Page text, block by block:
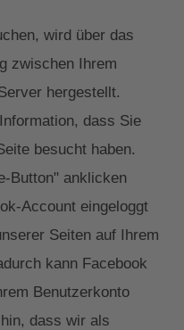
wird über das
zwischen Ihrem
hergestellt.
dass Sie
besucht haben.
Button" anklicken
Account eingeloggt
Seiten auf Ihrem
kann Facebook
Benutzerkonto
dass wir als